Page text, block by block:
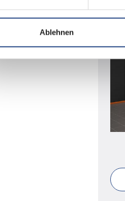
Ablehnen
Filter zurücksetzen